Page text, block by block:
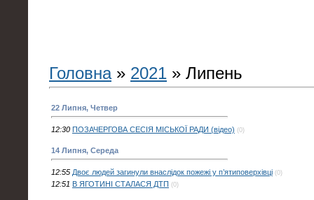
Головна» 2021 » Липень
22 Липня, Четвер
12:30 ПОЗАЧЕРГОВА СЕСІЯ МІСЬКОЇ РАДИ (відео) (0)
14 Липня, Середа
12:55 Двоє людей загинули внаслідок пожежі у п’ятиповерхівці (0)
12:51 В ЯГОТИНІ СТАЛАСЯ ДТП (0)